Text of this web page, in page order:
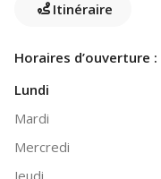
Itinéraire
Horaires d’ouverture :
Lundi
Mardi
Mercredi
Jeudi